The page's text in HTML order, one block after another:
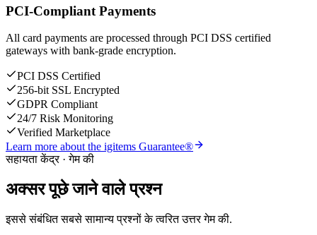
PCI-Compliant Payments
All card payments are processed through PCI DSS certified
gateways with bank-grade encryption.
PCI DSS Certified
256-bit SSL Encrypted
GDPR Compliant
24/7 Risk Monitoring
Verified Marketplace
Learn more about the igitems Guarantee®
सहायता केंद्र · गेम की
अक्सर पूछे जाने वाले प्रश्न
इससे संबंधित सबसे सामान्य प्रश्नों के त्वरित उत्तर गेम की.